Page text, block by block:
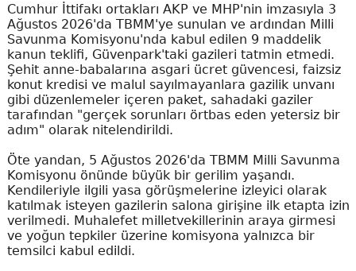
Cumhur İttifakı ortakları AKP ve MHP'nin imzasıyla 3
Ağustos 2026'da TBMM'ye sunulan ve ardından Milli
Savunma Komisyonu'nda kabul edilen 9 maddelik
kanun teklifi, Güvenpark'taki gazileri tatmin etmedi.
Şehit anne-babalarına asgari ücret güvencesi, faizsiz
konut kredisi ve malul sayılmayanlara gazilik unvanı
gibi düzenlemeler içeren paket, sahadaki gaziler
tarafından "gerçek sorunları örtbas eden yetersiz bir
adım" olarak nitelendirildi.
Öte yandan, 5 Ağustos 2026'da TBMM Milli Savunma
Komisyonu önünde büyük bir gerilim yaşandı.
Kendileriyle ilgili yasa görüşmelerine izleyici olarak
katılmak isteyen gazilerin salona girişine ilk etapta izin
verilmedi. Muhalefet milletvekillerinin araya girmesi
ve yoğun tepkiler üzerine komisyona yalnızca bir
temsilci kabul edildi.